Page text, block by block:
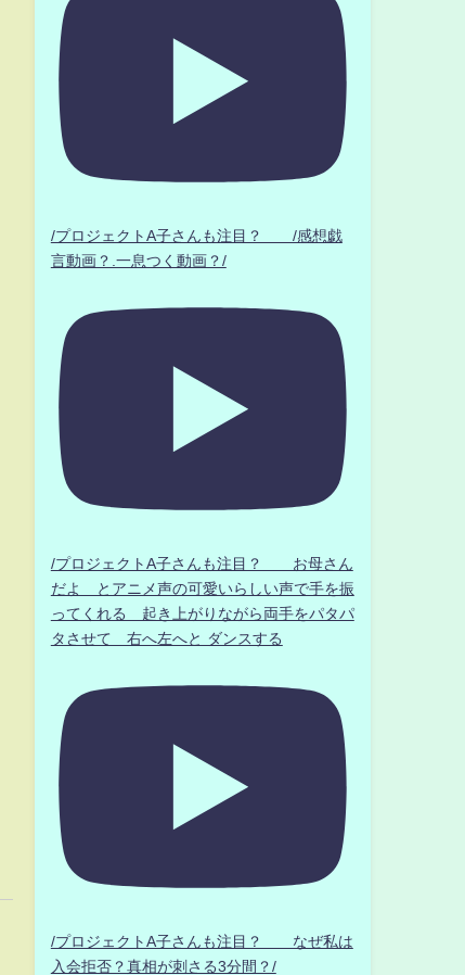
/プロジェクトA子さんも注目？ /感想戯
言動画？.一息つく動画？/
/プロジェクトA子さんも注目？ お母さん
だよ とアニメ声の可愛いらしい声で手を振
ってくれる 起き上がりながら両手をパタパ
タさせて 右へ左へと ダンスする
/プロジェクトA子さんも注目？ なぜ私は
入会拒否？真相が刺さる3分間？/